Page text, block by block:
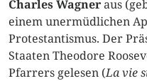
Charles Wagneraus
einem unermüdlichen
Protestantismus. Der
Staaten Theodore
Pfarrers gelesen (La vie